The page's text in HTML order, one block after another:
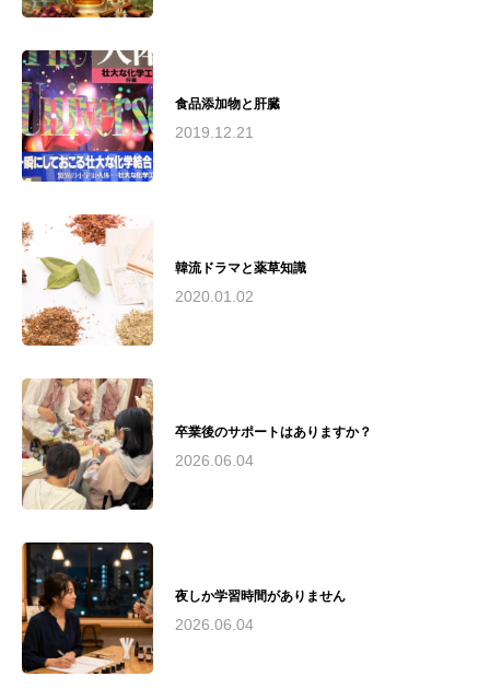
夏〜予定）理念： "アロマテラピーを通じて、
Quality of Life（生活の質）の向上に貢献する"と
く活躍。その経験と知識を活かし、心と体の健
康づくりに貢献しています。
食品添加物と肝臓
2019.12.21
韓流ドラマと薬草知識
2020.01.02
卒業後のサポートはありますか？
2026.06.04
夜しか学習時間がありません
2026.06.04